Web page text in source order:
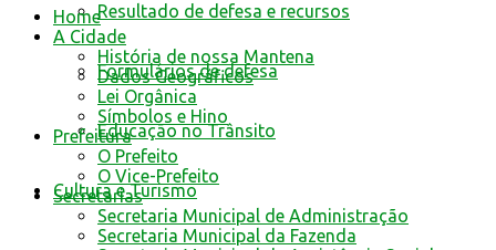
Resultado de defesa e recursos
Formulários de defesa
Educação no Trânsito
Cultura e Turismo
Home
A Cidade
História de nossa Mantena
Dados Geográficos
Lei Orgânica
Símbolos e Hino
Prefeitura
O Prefeito
O Vice-Prefeito
Secretarias
Secretaria Municipal de Administração
Secretaria Municipal da Fazenda